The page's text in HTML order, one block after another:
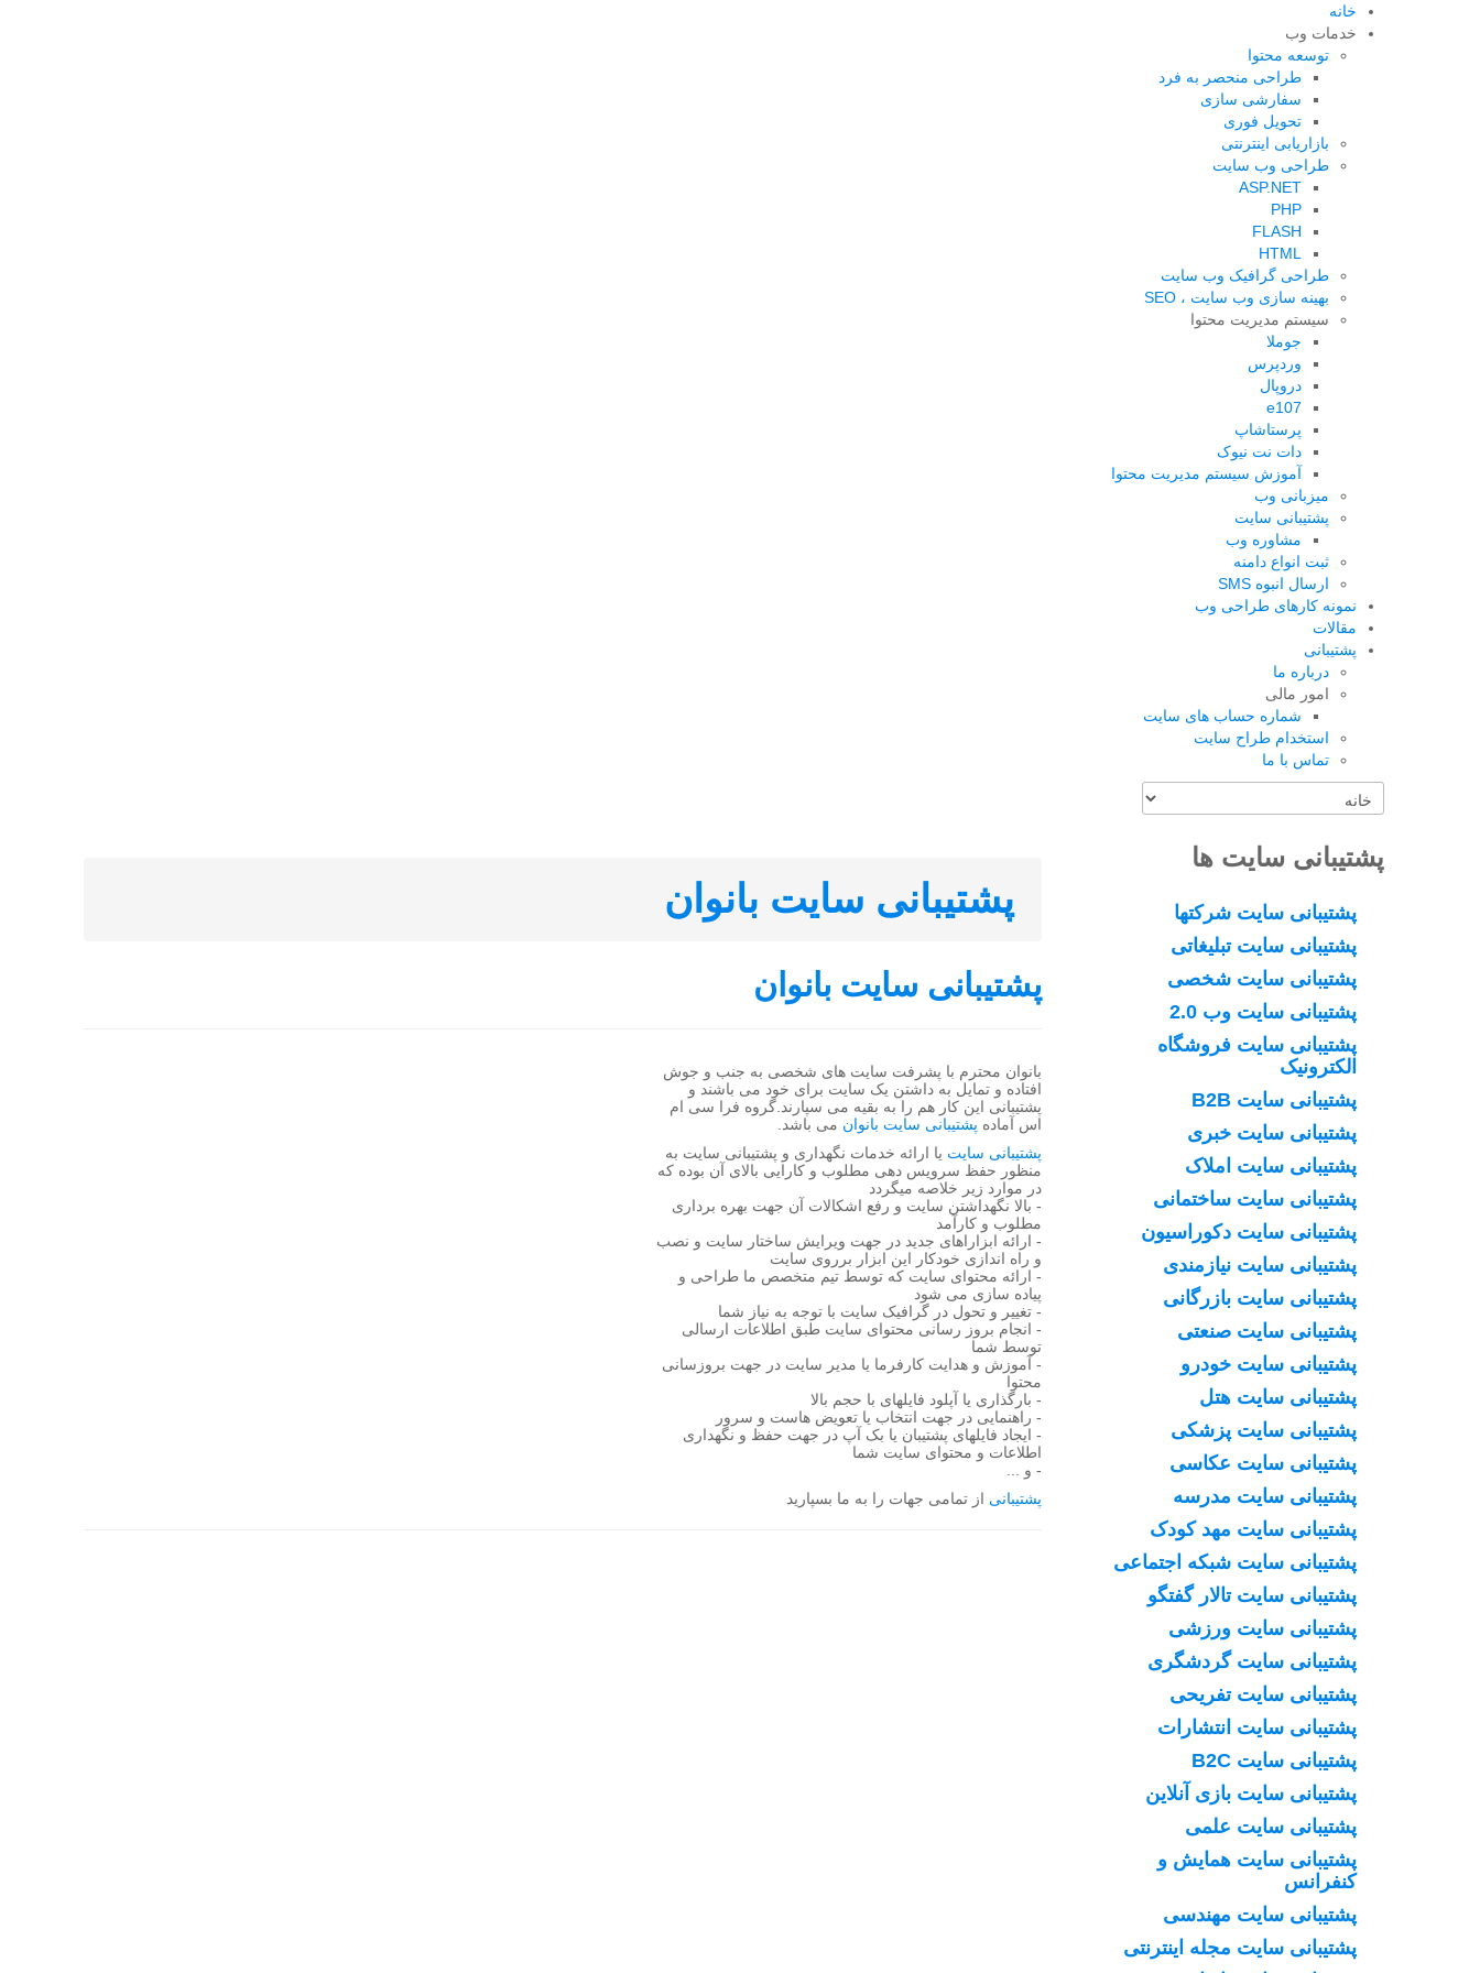
خانه
خدمات وب
توسعه محتوا
طراحی منحصر به فرد
سفارشی سازی
تحویل فوری
بازاریابی اینترنتی
طراحی وب سایت
ASP.NET
PHP
FLASH
HTML
طراحی گرافیک وب سایت
بهینه سازی وب سایت ، SEO
سیستم مدیریت محتوا
جوملا
وردپرس
دروپال
e107
پرستاشاپ
دات نت نیوک
آموزش سیستم مدیریت محتوا
میزبانی وب
پشتیبانی سایت
مشاوره وب
ثبت انواع دامنه
ارسال انبوه SMS
نمونه کارهای طراحی وب
مقالات
پشتیبانی
درباره ما
امور مالی
شماره حساب های سایت
استخدام طراح سایت
تماس با ما
پشتیبانی سایت ها
پشتیبانی سایت شرکتها
پشتیبانی سایت تبلیغاتی
پشتیبانی سایت شخصی
پشتیبانی سایت وب 2.0
پشتیبانی سایت فروشگاه
الکترونیک
پشتیبانی سایت B2B
پشتیبانی سایت خبری
پشتیبانی سایت املاک
پشتیبانی سایت ساختمانی
پشتیبانی سایت دکوراسیون
پشتیبانی سایت نیازمندی
پشتیبانی سایت بازرگانی
پشتیبانی سایت صنعتی
پشتیبانی سایت خودرو
پشتیبانی سایت هتل
پشتیبانی سایت پزشکی
پشتیبانی سایت عکاسی
پشتیبانی سایت مدرسه
پشتیبانی سایت مهد کودک
پشتیبانی سایت شبکه اجتماعی
پشتیبانی سایت تالار گفتگو
پشتیبانی سایت ورزشی
پشتیبانی سایت گردشگری
پشتیبانی سایت تفریحی
پشتیبانی سایت انتشارات
پشتیبانی سایت B2C
پشتیبانی سایت بازی آنلاین
پشتیبانی سایت علمی
پشتیبانی سایت همایش و
کنفرانس
پشتیبانی سایت مهندسی
پشتیبانی سایت مجله اینترنتی
پشتیبانی سایت بانوان
پشتیبانی سایت بانوان
بانوان محترم با پشرفت سایت های شخصی به جنب و جوش
افتاده و تمایل به داشتن یک سایت برای خود می باشند و
پشتیبانی این کار هم را به بقیه می سپارند.گروه فرا سی ام
اس آماده پشتیبانی سایت بانوان می باشد.
پشتیبانی سایت یا ارائه خدمات نگهداری و پشتیبانی سایت به
منظور حفظ سرویس دهی مطلوب و کارایی بالای آن بوده که
در موارد زیر خلاصه میگردد
- بالا نگهداشتن سایت و رفع اشکالات آن جهت بهره برداری
مطلوب و کارآمد
- ارائه ابزاراهای جدید در جهت ویرایش ساختار سایت و نصب
و راه اندازی خودکار این ابزار برروی سایت
- ارائه محتوای سایت که توسط تیم متخصص ما طراحی و
پیاده سازی می شود
- تغییر و تحول در گرافیک سایت با توجه به نیاز شما
- انجام بروز رسانی محتوای سایت طبق اطلاعات ارسالی
توسط شما
- آموزش و هدایت کارفرما یا مدیر سایت در جهت بروزسانی
محتوا
- بارگذاری یا آپلود فایلهای با حجم بالا
- راهنمایی در جهت انتخاب یا تعویض هاست و سرور
- ایجاد فایلهای پشتیبان یا بک آپ در جهت حفظ و نگهداری
اطلاعات و محتوای سایت شما
- و ...
پشتیبانی از تمامی جهات را به ما بسپارید